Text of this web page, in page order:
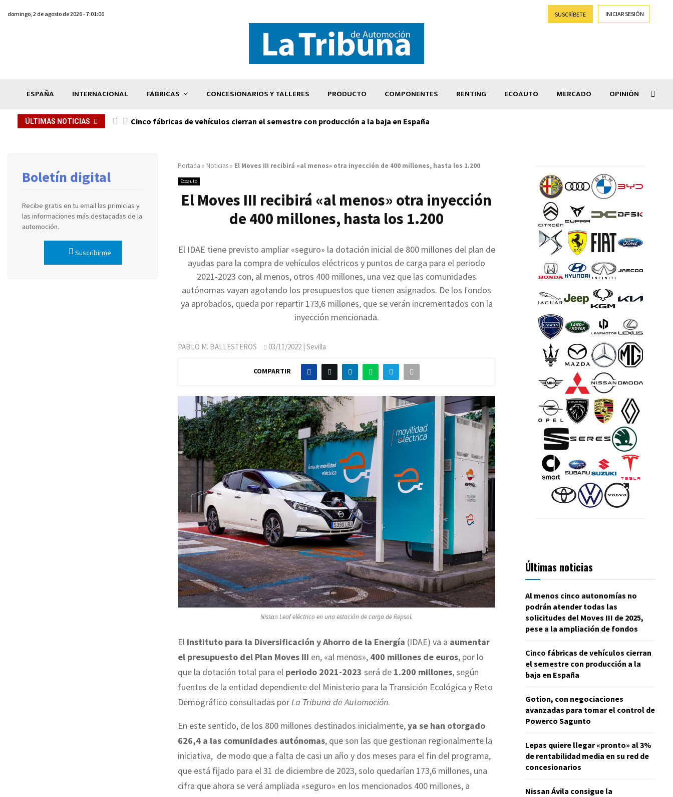
domingo, 2 de agosto de 2026 - 7:01:06 SUSCRÍBETE INICIAR SESIÓN
ESPAÑA INTERNACIONAL FÁBRICAS CONCESIONARIOS Y TALLERES PRODUCTO COMPONENTES RENTING ECOAUTO MERCADO OPINIÓN
ÚLTIMAS NOTICIAS Cinco fábricas de vehículos cierran el semestre con producción a la baja en España
Portada » Noticias » El Moves III recibirá «al menos» otra inyección de 400 millones, hasta los 1.200
Ecoauto
El Moves III recibirá «al menos» otra inyección
de 400 millones, hasta los 1.200
El IDAE tiene previsto ampliar «seguro» la dotación inicial de 800 millones del plan de
ayudas para la compra de vehículos eléctricos y puntos de carga para el periodo
2021-2023 con, al menos, otros 400 millones, una vez que las comunidades
autónomas vayan agotando los presupuestos que tienen asignados. De los fondos
ya aprobados, queda por repartir 173,6 millones, que se verán incrementados con la
inyección mencionada.
PABLO M. BALLESTEROS 03/11/2022 | Sevilla
COMPARTIR
Nissan Leaf eléctrico en una estación de carga de Repsol.
El Instituto para la Diversificación y Ahorro de la Energía (IDAE) va a aumentar
el presupuesto del Plan Moves III en, «al menos», 400 millones de euros, por lo
que la dotación total para el periodo 2021-2023 será de 1.200 millones, según
fuentes de la entidad dependiente del Ministerio para la Transición Ecológica y Reto
Demográfico consultadas porLa Tribuna de Automoción.
En este sentido, de los 800 millones destinados inicialmente,ya se han otorgado
626,4 a las comunidades autónomas, que son las que gestionan regionalmente la
iniciativa, de modo que a falta de casi un año y dos meses para el fin del programa,
que está fijado para el 31 de diciembre de 2023, solo quedarían 173,6 millones, una
cifra que ahora se verá ampliada «seguro» en los mencionados 400 millones, a
Boletín digital
Recibe gratis en tu email las primicias y
las informaciones más destacadas de la
automoción.
Suscribirme
Últimas noticias
Al menos cinco autonomías no
podrán atender todas las
solicitudes del Moves III de 2025,
pese a la ampliación de fondos
Cinco fábricas de vehículos cierran
el semestre con producción a la
baja en España
Gotion, con negociaciones
avanzadas para tomar el control de
Powerco Sagunto
Lepas quiere llegar «pronto» al 3%
de rentabilidad media en su red de
concesionarios
Nissan Ávila consigue la